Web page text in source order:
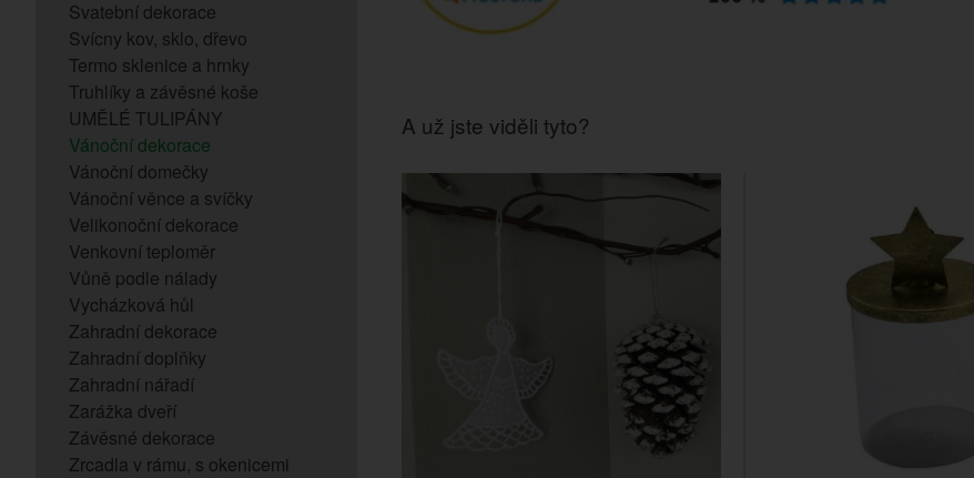
Svatební dekorace
Svícny kov, sklo, dřevo
Termo sklenice a hrnky
Truhlíky a závěsné koše
UMĚLÉ TULIPÁNY
Vánoční dekorace
Vánoční domečky
Vánoční věnce a svíčky
Velikonoční dekorace
Venkovní teploměr
Vůně podle nálady
Vycházková hůl
Zahradní dekorace
Zahradní doplňky
Zahradní nářadí
Zarážka dveří
Závěsné dekorace
Zrcadla v rámu, s okenicemi
A už jste viděli tyto?